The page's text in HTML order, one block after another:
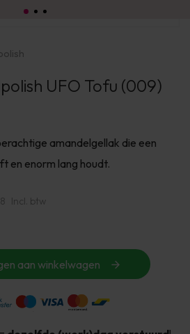
UFO Tofu (009)
amandelgellak die een
en enorm lang houdt.
Incl. btw
aan winkelwagen